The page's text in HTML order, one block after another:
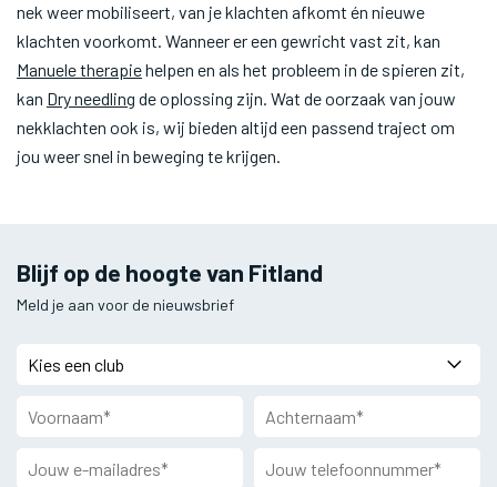
nek weer mobiliseert, van je klachten afkomt én nieuwe
klachten voorkomt. Wanneer er een gewricht vast zit, kan
Manuele therapiehelpen en als het probleem in de spieren zit,
kan Dry needling de oplossing zijn. Wat de oorzaak van jouw
nekklachten ook is, wij bieden altijd een passend traject om
jou weer snel in beweging te krijgen.
Blijf op de hoogte van Fitland
Meld je aan voor de nieuwsbrief